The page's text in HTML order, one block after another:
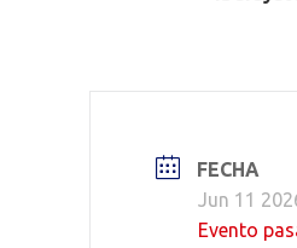
FECHA
Jun 11
Evento